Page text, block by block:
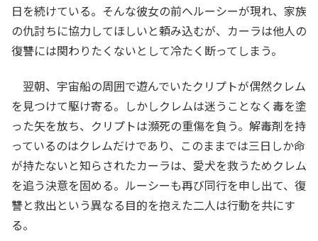
日を続けている。そんな彼女の前へルーシーが現れ、家族
の仇討ちに協力してほしいと頼み込むが、カーラは他人の
復讐には関わりたくないとして冷たく断ってしまう。
翌朝、宇宙船の周囲で遊んでいたクリプトが偶然クレム
を見つけて駆け寄る。しかしクレムは迷うことなく毒を塗
った矢を放ち、クリプトは瀕死の重傷を負う。解毒剤を持
っているのはクレムだけであり、このままでは三日しか命
が持たないと知らされたカーラは、愛犬を救うためクレム
を追う決意を固める。ルーシーも再び同行を申し出て、復
讐と救出という異なる目的を抱えた二人は行動を共にす
る。